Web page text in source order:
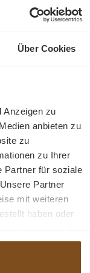
Über Cookies
Anzeigen zu
anbieten zu
zu
zu Ihrer
Partner für soziale
Partner
mit weiteren
haben oder
ein Unikat.
wird